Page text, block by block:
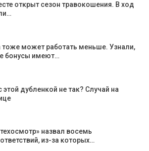
открыт сезон травокошения. В ход
тоже может работать меньше. Узнали,
бонусы имеют…
этой дубленкой не так? Случай на
назвал восемь
из-за которых…